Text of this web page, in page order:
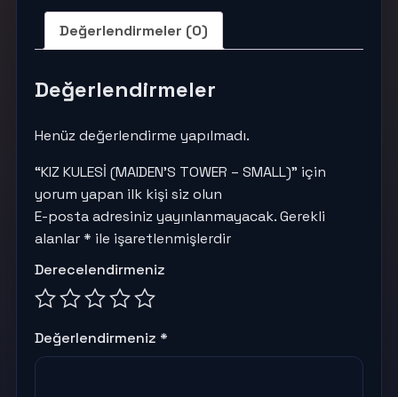
SMALL)
adetDeğerlendirmeler (0)
Değerlendirmeler
Henüz değerlendirme yapılmadı.
“KIZ KULESİ (MAIDEN’S TOWER – SMALL)” için
yorum yapan ilk kişi siz olun
E-posta adresiniz yayınlanmayacak.Gerekli
alanlar* ile işaretlenmişlerdir
Derecelendirmeniz
Değerlendirmeniz *